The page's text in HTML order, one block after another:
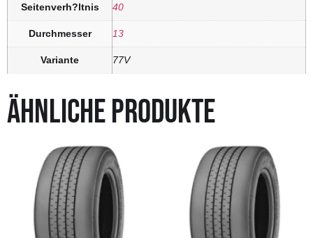
Seitenverh?ltnis 40
Durchmesser 13
Variante 77V
ÄHNLICHE PRODUKTE